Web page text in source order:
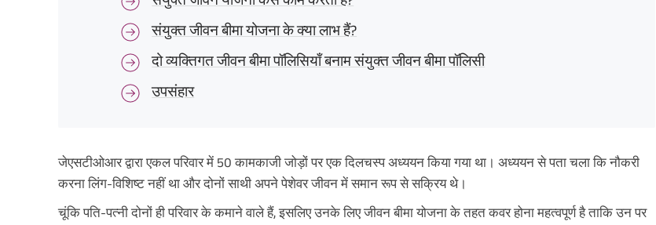
संयुक्त जीवन बीमा योजना के क्या लाभ हैं?
दो व्यक्तिगत जीवन बीमा पॉलिसियाँ बनाम संयुक्त जीवन बीमा पॉलिसी
उपसंहार
जेएसटीओआर द्वारा एकल परिवार में 50 कामकाजी जोड़ों पर एक दिलचस्प अध्ययन किया गया था। अध्ययन से पता चला कि नौकरी
करना लिंग-विशिष्ट नहीं था और दोनों साथी अपने पेशेवर जीवन में समान रूप से सक्रिय थे।
चूंकि पति-पत्नी दोनों ही परिवार के कमाने वाले हैं, इसलिए उनके लिए जीवन बीमा योजना के तहत कवर होना महत्वपूर्ण है ताकि उन पर